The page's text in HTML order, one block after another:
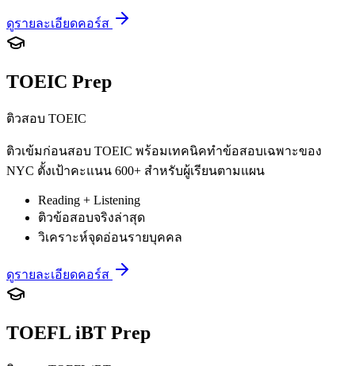
ดูรายละเอียดคอร์ส
TOEIC Prep
ติวสอบ TOEIC
ติวเข้มก่อนสอบ TOEIC พร้อมเทคนิคทำข้อสอบเฉพาะของ
NYC ตั้งเป้าคะแนน 600+ สำหรับผู้เรียนตามแผน
Reading + Listening
ติวข้อสอบจริงล่าสุด
วิเคราะห์จุดอ่อนรายบุคคล
ดูรายละเอียดคอร์ส
TOEFL iBT Prep